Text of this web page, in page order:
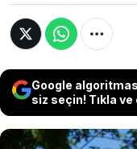
Google
siz seçin! Tıkla ve